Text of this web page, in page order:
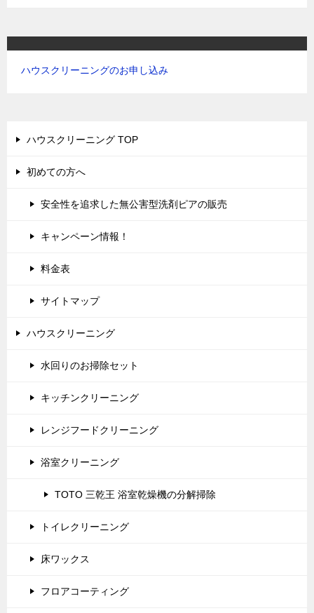
ハウスクリーニングのお申し込み
ハウスクリーニング TOP
初めての方へ
安全性を追求した無公害型洗剤ピアの販売
キャンペーン情報！
料金表
サイトマップ
ハウスクリーニング
水回りのお掃除セット
キッチンクリーニング
レンジフードクリーニング
浴室クリーニング
TOTO 三乾王 浴室乾燥機の分解掃除
トイレクリーニング
床ワックス
フロアコーティング